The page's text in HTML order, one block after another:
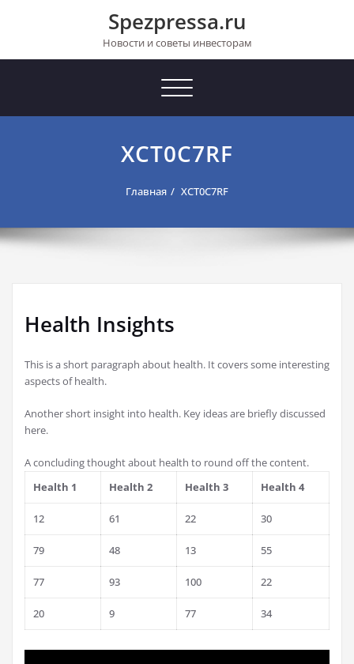
Spezpressa.ru
Новости и советы инвесторам
Toggle
XCT0C7RF
Главная XCT0C7RF
Health Insights
This is a short paragraph about health. It covers some interesting
aspects of health.
Another short insight into health. Key ideas are briefly discussed
here.
A concluding thought about health to round off the content.
Health 1
Health 2 Health 3 Health 4
12 61 22 30
79 48 13 55
77 93 100 22
20 9 77 34